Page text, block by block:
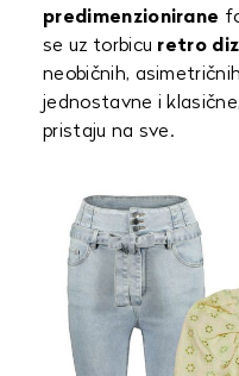
predimenzionirane
se uz torbicu retro
neobičnih,
jednostavne i
pristaju na sve.